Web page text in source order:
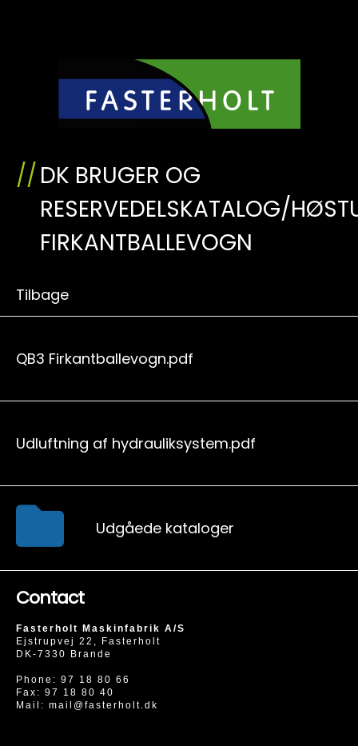
DK BRUGER OG
RESERVEDELSKATALOG/
FIRKANTBALLEVOGN
Tilbage
QB3 Firkantballevogn.pdf
Udluftning af hydrauliksystem.pdf
Udgåede kataloger
Contact
Fasterholt Maskinfabrik A/S
Ejstrupvej 22, Fasterholt
DK-7330 Brande
Phone: 97 18 80 66
Fax: 97 18 80 40
Mail: mail@fasterholt.dk